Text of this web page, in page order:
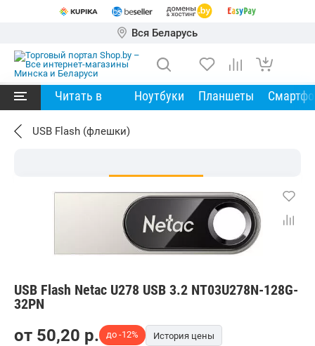
Вся Беларусь
Читать в Ноутбуки Планшеты
USB Flash (флешки)
USB Flash Netac U278 USB 3.2 NT03U278N-128G-
32PN
от 50,20 p. до -12% История цены